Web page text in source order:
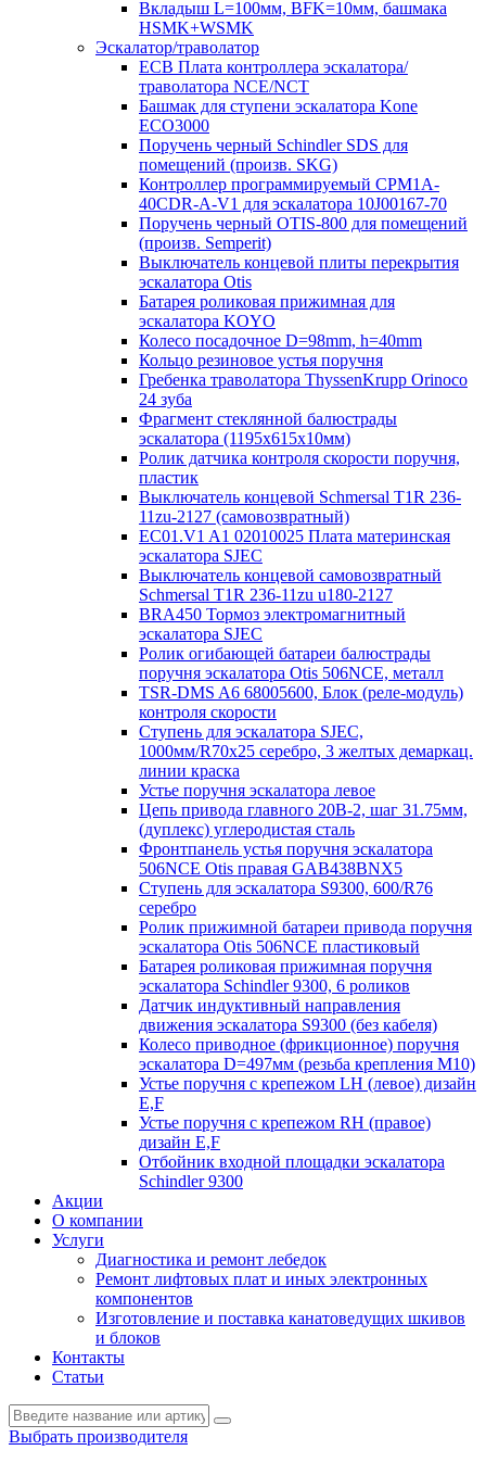
Вкладыш L=100мм, BFK=10мм, башмака
HSMK+WSMK
Эскалатор/траволатор
ECB Плата контроллера эскалатора/
траволатора NCE/NCT
Башмак для ступени эскалатора Kone
ECO3000
Поручень черный Schindler SDS для
помещений (произв. SKG)
Контроллер программируемый CPM1A-
40CDR-A-V1 для эскалатора 10J00167-70
Поручень черный OTIS-800 для помещений
(произв. Semperit)
Выключатель концевой плиты перекрытия
эскалатора Otis
Батарея роликовая прижимная для
эскалатора KOYO
Колесо посадочное D=98mm, h=40mm
Кольцо резиновое устья поручня
Гребенка траволатора ThyssenKrupp Orinoco
24 зуба
Фрагмент стеклянной балюстрады
эскалатора (1195х615х10мм)
Ролик датчика контроля скорости поручня,
пластик
Выключатель концевой Schmersal T1R 236-
11zu-2127 (самовозвратный)
EC01.V1 A1 02010025 Плата материнская
эскалатора SJEC
Выключатель концевой самовозвратный
Schmersal T1R 236-11zu u180-2127
BRA450 Тормоз электромагнитный
эскалатора SJEC
Ролик огибающей батареи балюстрады
поручня эскалатора Otis 506NCE, металл
TSR-DMS A6 68005600, Блок (реле-модуль)
контроля скорости
Ступень для эскалатора SJEC,
1000мм/R70x25 серебро, 3 желтых демаркац.
линии краска
Устье поручня эскалатора левое
Цепь привода главного 20B-2, шаг 31.75мм,
(дуплекс) углеродистая сталь
Фронтпанель устья поручня эскалатора
506NCE Otis правая GAB438BNX5
Ступень для эскалатора S9300, 600/R76
серебро
Ролик прижимной батареи привода поручня
эскалатора Otis 506NCE пластиковый
Батарея роликовая прижимная поручня
эскалатора Schindler 9300, 6 роликов
Датчик индуктивный направления
движения эскалатора S9300 (без кабеля)
Колесо приводное (фрикционное) поручня
эскалатора D=497мм (резьба крепления M10)
Устье поручня с крепежом LH (левое) дизайн
E,F
Устье поручня с крепежом RH (правое)
дизайн E,F
Отбойник входной площадки эскалатора
Schindler 9300
Акции
О компании
Услуги
Диагностика и ремонт лебедок
Ремонт лифтовых плат и иных электронных
компонентов
Изготовление и поставка канатоведущих шкивов
и блоков
Контакты
Статьи
Выбрать производителя